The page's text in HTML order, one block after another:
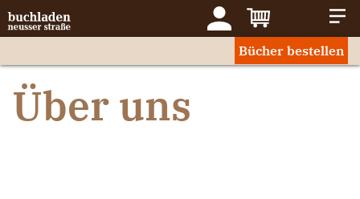
Bücher bestellen
Über uns